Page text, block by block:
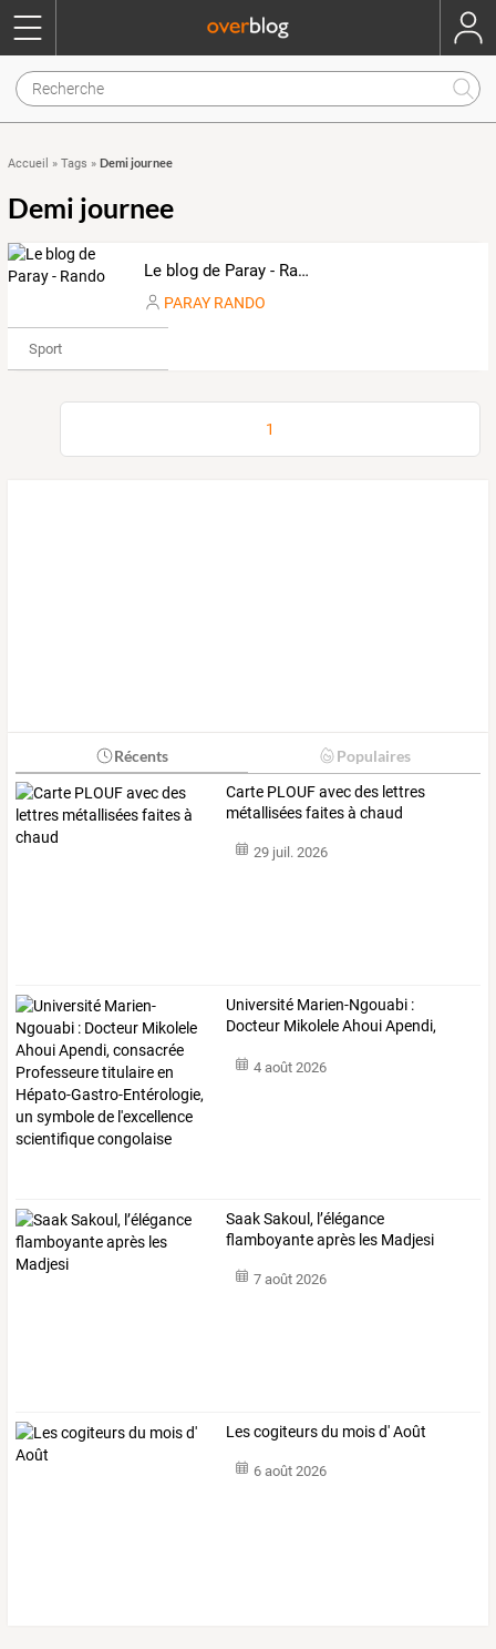
Accueil » Tags » Demi journee
Demi journee
Le blog de Paray - Rando
PARAY RANDO
Sport
1
Récents Populaires
Carte PLOUF avec des lettres
métallisées faites à chaud
29 juil. 2026
Université Marien-Ngouabi :
Docteur MikoleleAhouiApendi,
4 août 2026
Saak Sakoul, l’élégance
flamboyante après les Madjesi
7 août 2026
Les cogiteurs du mois d' Août
6 août 2026